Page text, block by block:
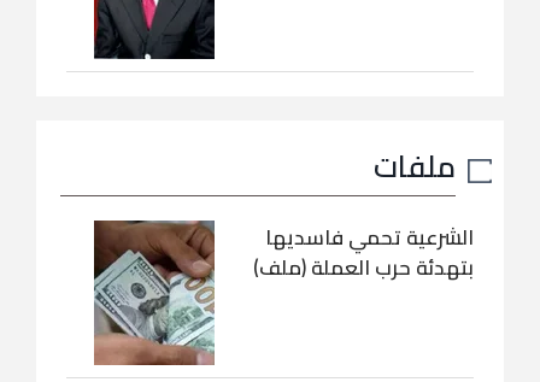
ملفات
الشرعية تحمي فاسديها
بتهدئة حرب العملة (ملف)